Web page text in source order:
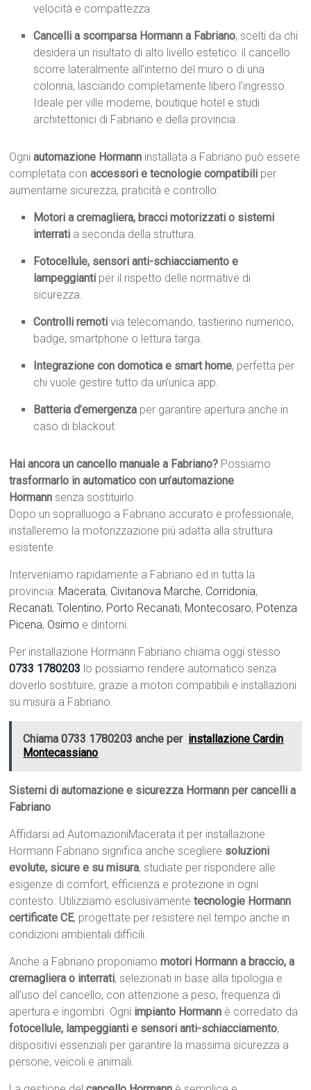
velocità e compattezza.
Cancelli a scomparsa Hormann a Fabriano, scelti da chi
desidera un risultato di alto livello estetico: il cancello
scorre lateralmente all’interno del muro o di una
colonna, lasciando completamente libero l’ingresso.
Ideale per ville moderne, boutique hotel e studi
architettonici di Fabriano e della provincia.
Ogniautomazione Hormann installata a Fabriano può essere
completata conaccessori e tecnologie compatibili per
aumentarne sicurezza, praticità e controllo:
Motori a cremagliera, bracci motorizzati o sistemi
interrati a seconda della struttura.
Fotocellule, sensori anti-schiacciamento e
lampeggianti per il rispetto delle normative di
sicurezza.
Controlli remoti via telecomando, tastierino numerico,
badge, smartphone o lettura targa.
Integrazione con domotica e smart home, perfetta per
chi vuole gestire tutto da un’unica app.
Batteria d’emergenza per garantire apertura anche in
caso di blackout.
Hai ancora un cancello manuale a Fabriano? Possiamo
trasformarlo in automatico con un’automazione
Hormann senza sostituirlo.
Dopo un sopralluogo a Fabriano accurato e professionale,
installeremo la motorizzazione più adatta alla struttura
esistente.
Interveniamo rapidamente a Fabriano ed in tutta la
provincia: Macerata, Civitanova Marche, Corridonia,
Recanati,Tolentino, Porto Recanati, Montecosaro, Potenza
Picena, Osimo e dintorni.
Per installazione Hormann Fabriano chiama oggi stesso
0733 1780203 lo possiamo rendere automatico senza
doverlo sostituire, grazie a motori compatibili e installazioni
su misura a Fabriano.
Chiama 0733 1780203 anche per installazione Cardin
Montecassiano
Sistemi di automazione e sicurezza Hormann per cancelli a
Fabriano
Affidarsi ad AutomazioniMacerata.it per installazione
Hormann Fabriano significa anche scegliere soluzioni
evolute, sicure e su misura, studiate per rispondere alle
esigenze di comfort, efficienza e protezione in ogni
contesto. Utilizziamo esclusivamentetecnologie Hormann
certificate CE, progettate per resistere nel tempo anche in
condizioni ambientali difficili.
Anche a Fabriano proponiamomotori Hormann a braccio, a
cremagliera o interrati, selezionati in base alla tipologia e
all’uso del cancello, con attenzione a peso, frequenza di
apertura e ingombri. Ogni impianto Hormann è corredato da
fotocellule, lampeggianti e sensori anti-schiacciamento,
dispositivi essenziali per garantire la massima sicurezza a
persone, veicoli e animali.